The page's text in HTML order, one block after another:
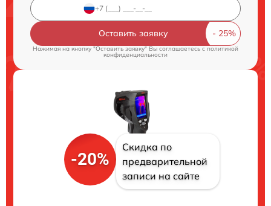
Оставить заявку
Нажимая на кнопку "Оставить заявку" Вы соглашаетесь cполитикой
конфиденциальности
-20%
Скидка по
предварительной
записи на сайте